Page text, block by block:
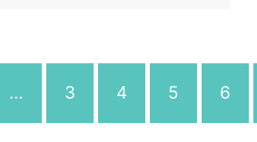
… 3 4 5 6